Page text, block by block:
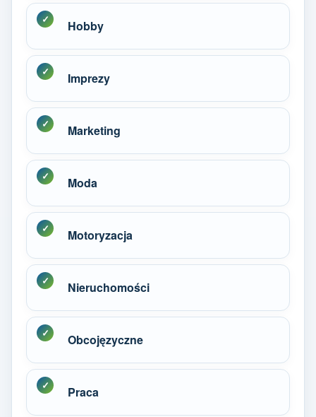
Hobby
Imprezy
Marketing
Moda
Motoryzacja
Nieruchomości
Obcojęzyczne
Praca